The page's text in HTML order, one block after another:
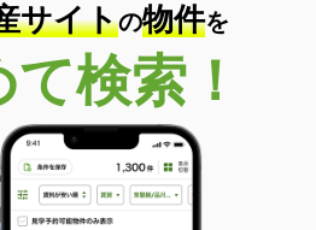
サイトの物件を
検索！